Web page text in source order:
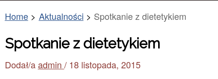
Home Aktualności Spotkanie z dietetykiem
Spotkanie z dietetykiem
Dodał/a admin / 18 listopada, 2015